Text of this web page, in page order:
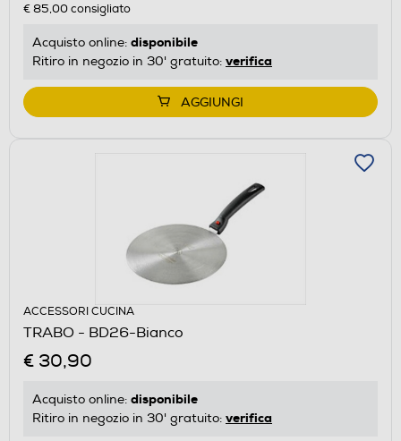
€ 85,00consigliato
Acquisto online: disponibile
Ritiro in negozio in 30' gratuito: verifica
AGGIUNGI
ACCESSORI CUCINA
TRABO - BD26-Bianco
€ 30,90
Acquisto online: disponibile
Ritiro in negozio in 30' gratuito: verifica